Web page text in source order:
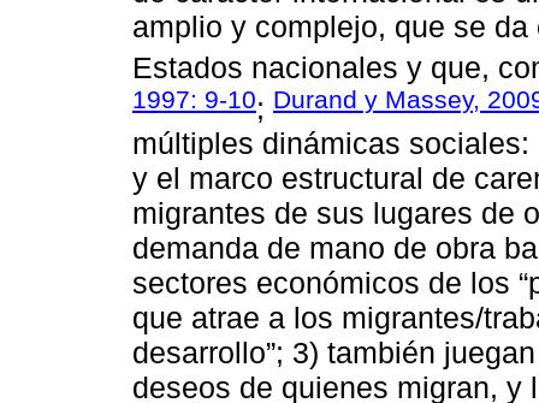
amplio y complejo, que se
Estados nacionales y que,
1997: 9-10; Durand y Massey,
múltiples dinámicas
y el marco estructural de
migrantes de sus lugares de
demanda de mano de obra
sectores económicos de los
que atrae a los migrantes/
desarrollo”; 3) también
deseos de quienes migran, y